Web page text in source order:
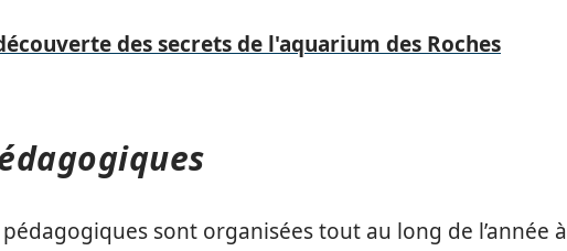
des secrets de l'aquarium des Roches
sont organisées tout au long de l’année à